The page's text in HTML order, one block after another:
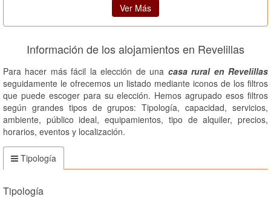
Ver Más
Información de los alojamientos en Revelillas
Para hacer más fácil la elección de una casa rural en Revelillas
seguidamente le ofrecemos un listado mediante iconos de los filtros
que puede escoger para su elección. Hemos agrupado esos filtros
según grandes tipos de grupos: Tipología, capacidad, servicios,
ambiente, público ideal, equipamientos, tipo de alquiler, precios,
horarios, eventos y localización.
Tipología
Tipología